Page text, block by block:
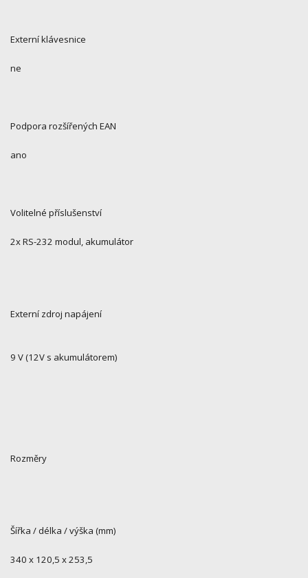
Externí klávesnice
ne
Podpora rozšířených EAN
ano
Volitelné příslušenství
2x RS-232 modul, akumulátor
Externí zdroj napájení
9 V (12V s akumulátorem)
Rozměry
Šířka / délka / výška (mm)
340 x 120,5 x 253,5